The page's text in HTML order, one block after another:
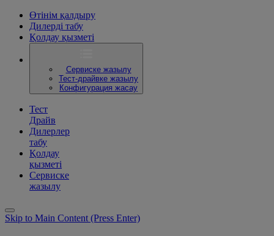
Өтінім қалдыру
Дилерді табу
Қолдау қызметі
Сервиске жазылу
Тест-драйвке жазылу
Конфигурация жасау
Тест
Драйв
Дилерлер
табу
Қолдау
қызметі
Сервиске
жазылу
Skip to Main Content (Press Enter)